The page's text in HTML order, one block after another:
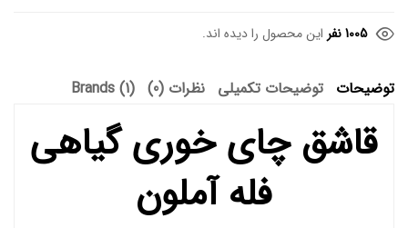
1005 نفر این محصول را دیده اند.
توضیحات توضیحات تکمیلی نظرات (0) Brands (1)
قاشق چای خوری گیاهی
فله آملون